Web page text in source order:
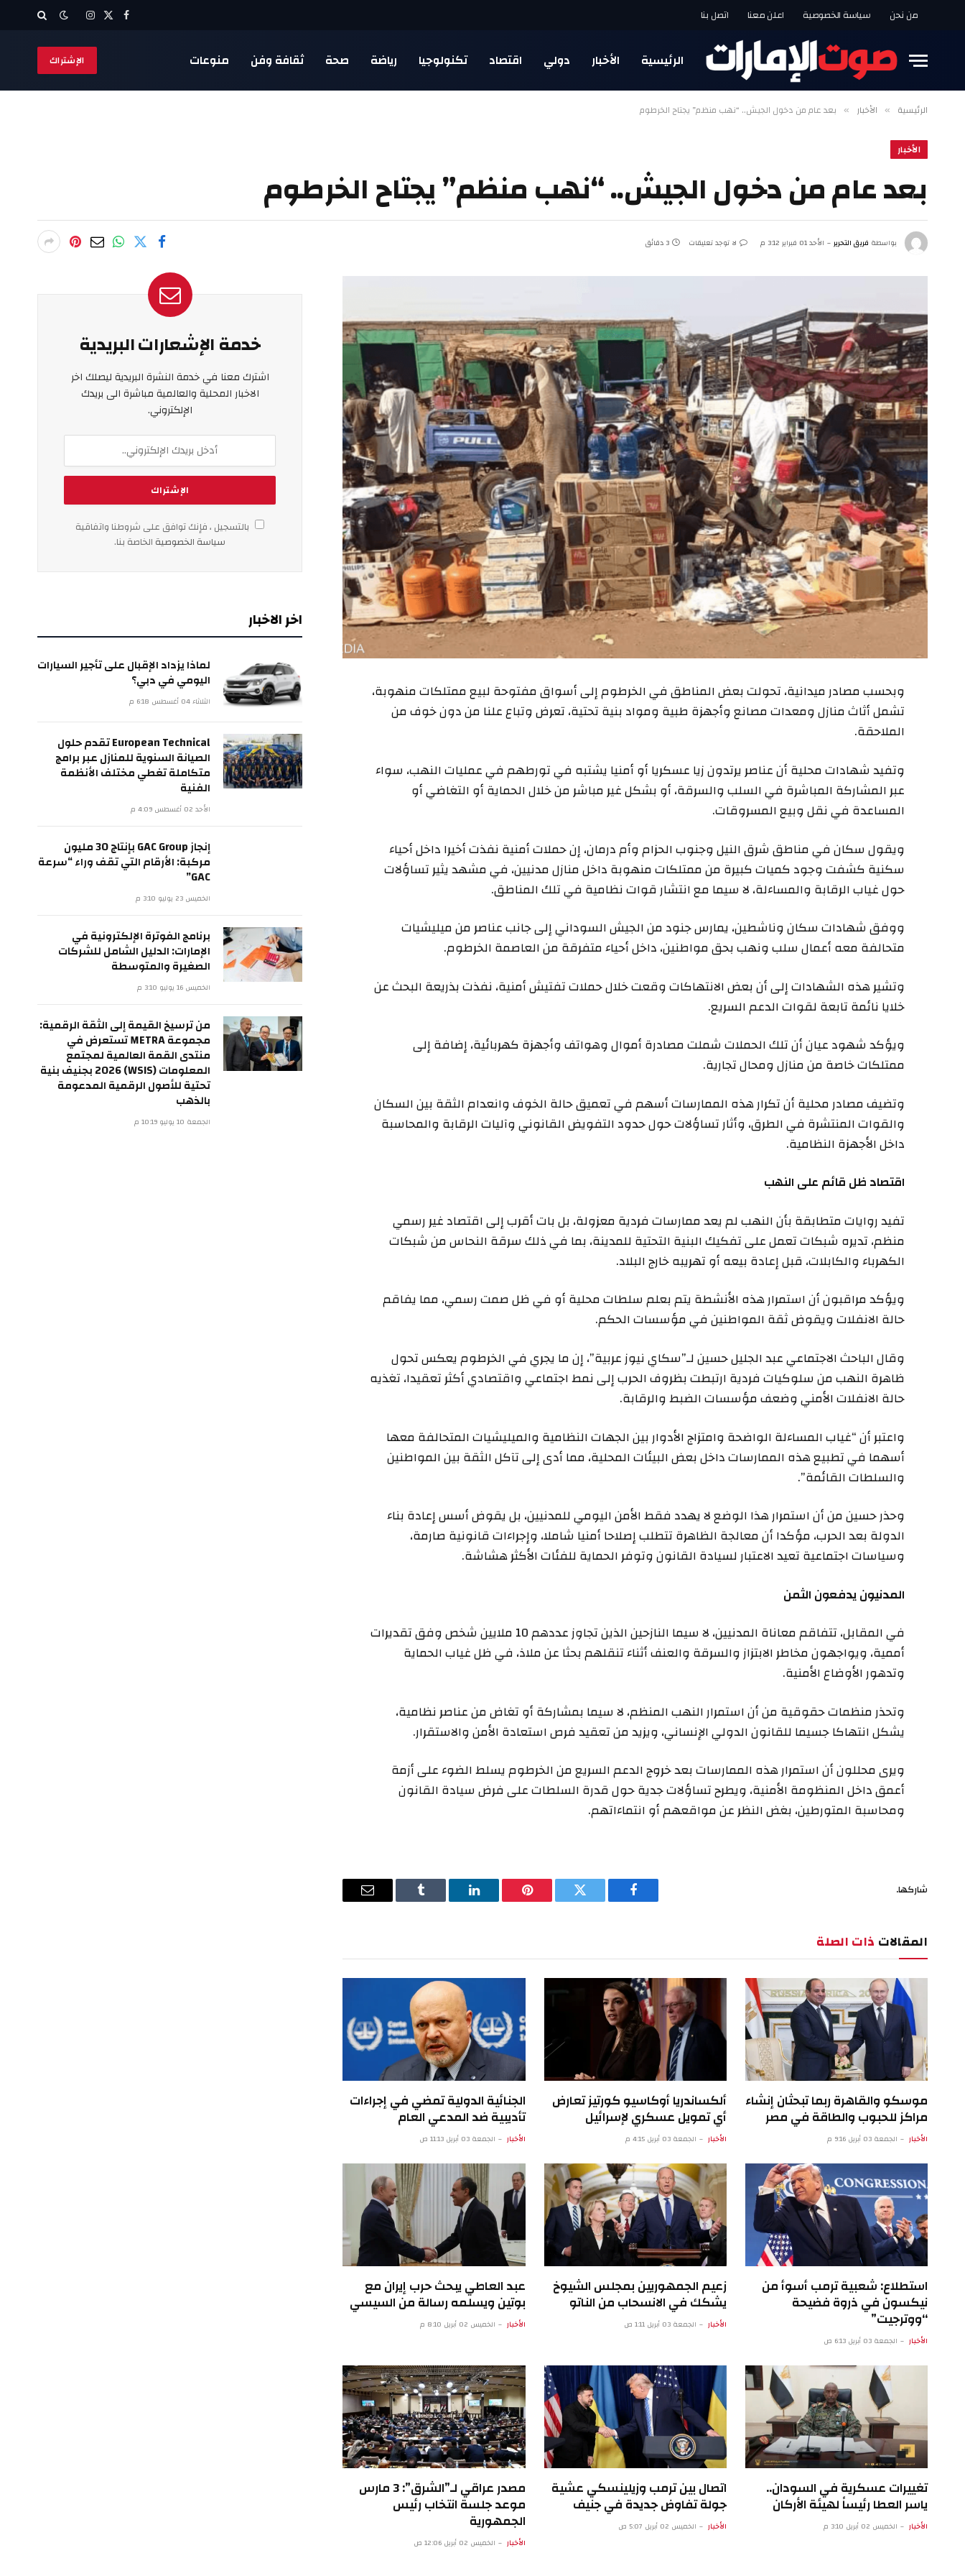
من نحن سياسة الخصوصية اعلن معنا اتصل بنا فيسبوك
X
الانستغرام
الرئيسية الأخبار دولي اقتصاد تكنولوجيا رياضة صحة ثقافة وفن منوعات الإشتراك
الرئيسية » الأخبار » بعد عام من دخول الجيش.. “نهب منظم” يجتاح الخرطوم
الأخبار
بعد عام من دخول الجيش.. “نهب منظم” يجتاح الخرطوم
بواسطة فريق التحرير الأحد 01 فبراير 3:12 م لا توجد تعليقات 3 دقائق
وبحسب مصادر ميدانية، تحولت بعض المناطق في الخرطوم إلى أسواق مفتوحة لبيع ممتلكات منهوبة،
تشمل أثاث منازل ومعدات مصانع وأجهزة طبية ومواد بنية تحتية، تعرض وتباع علنا من دون خوف من
الملاحقة.
وتفيد شهادات محلية أن عناصر يرتدون زيا عسكريا أو أمنيا يشتبه في تورطهم في عمليات النهب، سواء
عبر المشاركة المباشرة في السلب والسرقة، أو بشكل غير مباشر من خلال الحماية أو التغاضي أو
المساعدة في نقل وبيع المسروقات.
ويقول سكان في مناطق شرق النيل وجنوب الحزام وأم درمان، إن حملات أمنية نفذت أخيرا داخل أحياء
سكنية كشفت وجود كميات كبيرة من ممتلكات منهوبة داخل منازل مدنيين، في مشهد يثير تساؤلات
حول غياب الرقابة والمساءلة، لا سيما مع انتشار قوات نظامية في تلك المناطق.
ووفق شهادات سكان وناشطين، يمارس جنود من الجيش السوداني إلى جانب عناصر من ميليشيات
متحالفة معه أعمال سلب ونهب بحق مواطنين، داخل أحياء متفرقة من العاصمة الخرطوم.
وتشير هذه الشهادات إلى أن بعض الانتهاكات وقعت خلال حملات تفتيش أمنية، نفذت بذريعة البحث عن
خلايا نائمة تابعة لقوات الدعم السريع.
ويؤكد شهود عيان أن تلك الحملات شملت مصادرة أموال وهواتف وأجهزة كهربائية، إضافة إلى
ممتلكات خاصة من منازل ومحال تجارية.
وتضيف مصادر محلية أن تكرار هذه الممارسات أسهم في تعميق حالة الخوف وانعدام الثقة بين السكان
والقوات المنتشرة في الطرق، وأثار تساؤلات حول حدود التفويض القانوني وآليات الرقابة والمحاسبة
داخل الأجهزة النظامية.
اقتصاد ظل قائم على النهب
تفيد روايات متطابقة بأن النهب لم يعد ممارسات فردية معزولة، بل بات أقرب إلى اقتصاد غير رسمي
منظم، تديره شبكات تعمل على تفكيك البنية التحتية للمدينة، بما في ذلك سرقة النحاس من شبكات
الكهرباء والكابلات، قبل إعادة بيعه أو تهريبه خارج البلاد.
ويؤكد مراقبون أن استمرار هذه الأنشطة يتم بعلم سلطات محلية أو في ظل صمت رسمي، مما يفاقم
حالة الانفلات ويقوض ثقة المواطنين في مؤسسات الحكم.
وقال الباحث الاجتماعي عبد الجليل حسين لـ”سكاي نيوز عربية”، إن ما يجري في الخرطوم يعكس تحول
ظاهرة النهب من سلوكيات فردية ارتبطت بظروف الحرب إلى نمط اجتماعي واقتصادي أكثر تعقيدا، تغذيه
حالة الانفلات الأمني وضعف مؤسسات الضبط والرقابة.
واعتبر أن “غياب المساءلة الواضحة وامتزاج الأدوار بين الجهات النظامية والميليشيات المتحالفة معها
أسهما في تطبيع هذه الممارسات داخل بعض البيئات المحلية، مما أدى إلى تآكل الثقة بين المواطنين
والسلطات القائمة”.
وحذر حسين من أن استمرار هذا الوضع لا يهدد فقط الأمن اليومي للمدنيين، بل يقوض أسس إعادة بناء
الدولة بعد الحرب، مؤكدا أن معالجة الظاهرة تتطلب إصلاحا أمنيا شاملا، وإجراءات قانونية صارمة،
وسياسات اجتماعية تعيد الاعتبار لسيادة القانون وتوفر الحماية للفئات الأكثر هشاشة.
المدنيون يدفعون الثمن
في المقابل، تتفاقم معاناة المدنيين، لا سيما النازحين الذين تجاوز عددهم 10 ملايين شخص وفق تقديرات
أممية، ويواجهون مخاطر الابتزاز والسرقة والعنف أثناء تنقلهم بحثا عن ملاذ، في ظل غياب الحماية
وتدهور الأوضاع الأمنية.
وتحذر منظمات حقوقية من أن استمرار النهب المنظم، لا سيما بمشاركة أو تغاض من عناصر نظامية،
يشكل انتهاكا جسيما للقانون الدولي الإنساني، ويزيد من تعقيد فرص استعادة الأمن والاستقرار.
ويرى محللون أن استمرار هذه الممارسات بعد خروج الدعم السريع من الخرطوم يسلط الضوء على أزمة
أعمق داخل المنظومة الأمنية، ويطرح تساؤلات جدية حول قدرة السلطات على فرض سيادة القانون
ومحاسبة المتورطين، بغض النظر عن مواقعهم أو انتماءاتهم.
شاركها.
فيسبوك تويتر بينتيريستلينكدإن Tumblr
البريد
المقالات ذات الصلة
موسكو والقاهرة ربما تبحثان إنشاء
مراكز للحبوب والطاقة في مصر
الأخبار الجمعة 03 أبريل 9:16 م
ألكساندريا أوكاسيو كورتيز تعارض
أي تمويل عسكري لإسرائيل
الأخبار الجمعة 03 أبريل 4:15 م
الجنائية الدولية تمضي في إجراءات
تأديبية ضد المدعي العام
الأخبار الجمعة 03 أبريل 11:13 ص
استطلاع: شعبية ترمب أسوأ من
نيكسون في ذروة فضيحة
“ووترجيت”
الأخبار الجمعة 03 أبريل 6:13 ص
زعيم الجمهوريين بمجلس الشيوخ
يشكك في الانسحاب من الناتو
الأخبار الجمعة 03 أبريل 1:11 ص
عبد العاطي يبحث حرب إيران مع
بوتين ويسلمه رسالة من السيسي
الأخبار الخميس 02 أبريل 8:10 م
تغييرات عسكرية في السودان..
ياسر العطا رئيساً لهيئة الأركان
الأخبار الخميس 02 أبريل 3:10 م
اتصال بين ترمب وزيلينسكي عشية
جولة تفاوض جديدة في جنيف
الأخبار الخميس 02 أبريل 5:07 ص
مصدر عراقي لـ”الشرق”: 3 مارس
موعد جلسة انتخاب رئيس
الجمهورية
الأخبار الخميس 02 أبريل 12:06 ص
خدمة الإشعارات البريدية
اشترك معنا في خدمة النشرة البريدية ليصلك اخر
الاخبار المحلية والعالمية مباشرة الى بريدك
الإلكتروني.
بالتسجيل ، فإنك توافق على شروطنا واتفاقية
سياسة الخصوصية الخاصة بنا.
اخر الاخبار
لماذا يزداد الإقبال على تأجير السيارات
اليومي في دبي؟
الثلاثاء 04 أغسطس 6:18 م
European Technical تقدم حلول
الصيانة السنوية للمنازل عبر برامج
متكاملة تغطي مختلف الأنظمة
الفنية
الأحد 02 أغسطس 4:09 م
إنجاز GAC Group بإنتاج 30 مليون
مركبة: الأرقام التي تقف وراء “سرعة
GAC”
الخميس 23 يوليو 3:10 م
برنامج الفوترة الإلكترونية في
الإمارات: الدليل الشامل للشركات
الصغيرة والمتوسطة
الخميس 16 يوليو 3:10 م
من ترسيخ القيمة إلى الثقة الرقمية:
مجموعة METRA تستعرض في
منتدى القمة العالمية لمجتمع
المعلومات (WSIS) 2026 بجنيف بنية
تحتية للأصول الرقمية المدعومة
بالذهب
الجمعة 10 يوليو 10:19 م